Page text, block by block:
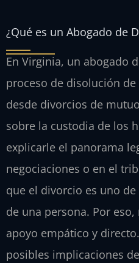
¿Qué es un Abogado de
En Virginia, un abogado
proceso de disolución
desde divorcios de
sobre la custodia de los
explicarle el panorama
negociaciones o en el
que el divorcio es uno
de una persona. Por
apoyo empático y
posibles implicaciones